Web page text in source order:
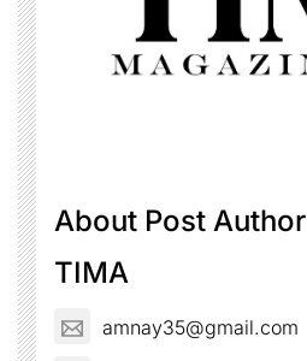
About Post Author
TIMA
amnay35@gmail.com